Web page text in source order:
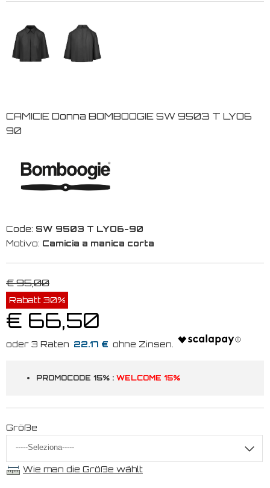
CAMICIE Donna BOMBOOGIE SW 9503 T LYO6
90
Code: SW 9503 T LYO6-90
Motivo: Camicia a manica corta
€ 95,00
Rabatt 30%
€ 66,50
22.17 €
PROMOCODE 15% : WELCOME 15%
Größe
Wie man die Größe wählt